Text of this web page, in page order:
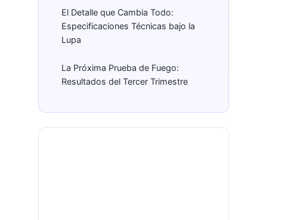
El Detalle que Cambia Todo:
Especificaciones Técnicas bajo la
Lupa
La Próxima Prueba de Fuego:
Resultados del Tercer Trimestre